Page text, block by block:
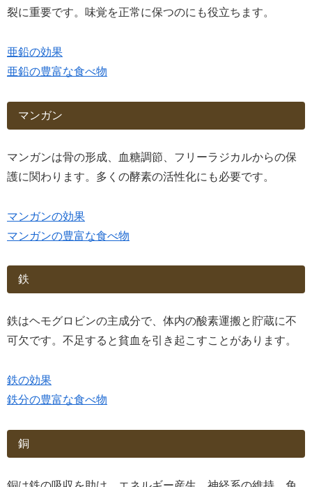
裂に重要です。味覚を正常に保つのにも役立ちます。
亜鉛の効果
亜鉛の豊富な食べ物
マンガン
マンガンは骨の形成、血糖調節、フリーラジカルからの保
護に関わります。多くの酵素の活性化にも必要です。
マンガンの効果
マンガンの豊富な食べ物
鉄
鉄はヘモグロビンの主成分で、体内の酸素運搬と貯蔵に不
可欠です。不足すると貧血を引き起こすことがあります。
鉄の効果
鉄分の豊富な食べ物
銅